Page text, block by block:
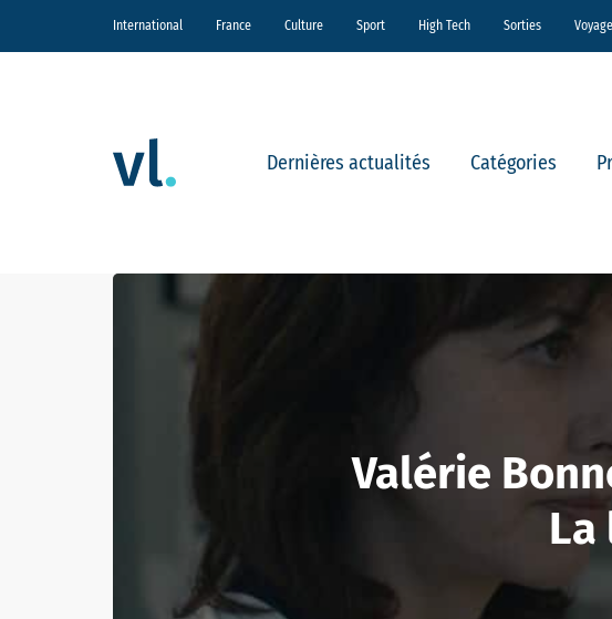
International France Culture Sport High Tech Sorties
Dernières actualités Catégories
Valérie
La